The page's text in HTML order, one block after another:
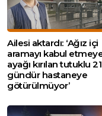
Ailesi aktardı: ‘Ağız içi
aramayı kabul
ayağı kırılan tutuklu 21
gündür hastaneye
götürülmüyor’